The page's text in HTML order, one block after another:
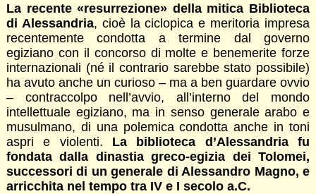
La recente «resurrezione» della mitica Biblioteca
di Alessandria, cioè la ciclopica e meritoria impresa
recentemente condotta a termine dal governo
egiziano con il concorso di molte e benemerite forze
internazionali (né il contrario sarebbe stato possibile)
ha avuto anche un curioso – ma a ben guardare ovvio
– contraccolpo nell’avvio, all’interno del mondo
intellettuale egiziano, ma in senso generale arabo e
musulmano, di una polemica condotta anche in toni
aspri e violenti. La biblioteca d’Alessandria fu
fondata dalla dinastia greco-egizia dei Tolomei,
successori di un generale di Alessandro Magno, e
arricchita nel tempo tra IV e I secolo a.C.